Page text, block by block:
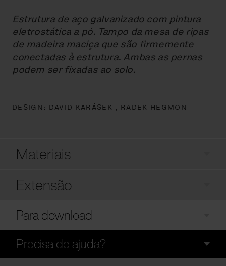
Estrutura de aço galvanizado com pintura
eletrostática a pó. Tampo da mesa de ripas
de madeira maciça que são firmemente
conectadas à estrutura. Ambas as pernas
podem ser fixadas ao solo.
DESIGN: DAVID KARÁSEK , RADEK HEGMON
Materiais
Extensão
Para download
Precisa de ajuda?